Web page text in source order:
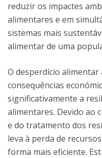
reduzir os impactes
alimentares e em
sistemas mais
alimentar de uma
O desperdício
consequências
significativamente a
alimentares. Devido ao
e do tratamento dos
leva à perda de
forma mais eficiente.